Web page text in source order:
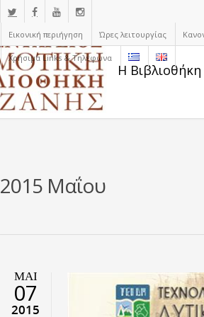
Εικονική περιήγηση Ώρες λειτουργίας
Χρήσιμα Links & Τηλέφωνα
Η
2015 Μαΐου
ΜΑΙ
07
2015